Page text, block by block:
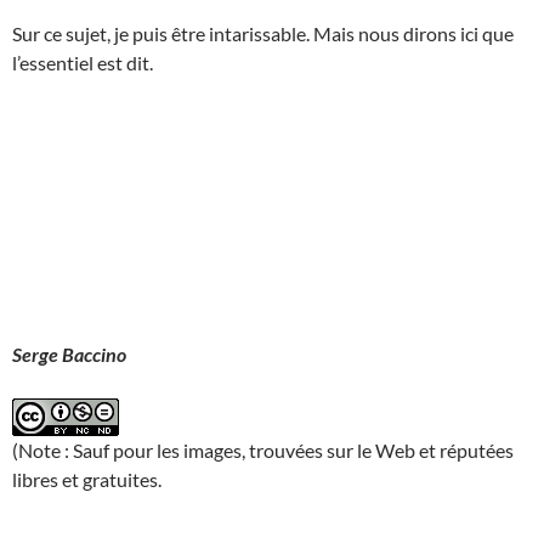
Sur ce sujet, je puis être intarissable. Mais nous dirons ici que
l’essentiel est dit.
Serge Baccino
(Note : Sauf pour les images, trouvées sur le Web et réputées
libres et gratuites.